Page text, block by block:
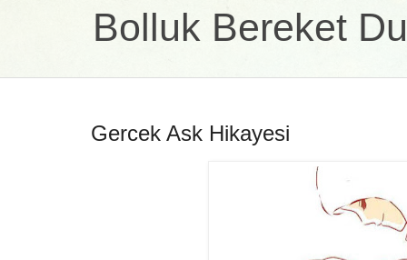
Bolluk Bereket
Gercek Ask Hikayesi